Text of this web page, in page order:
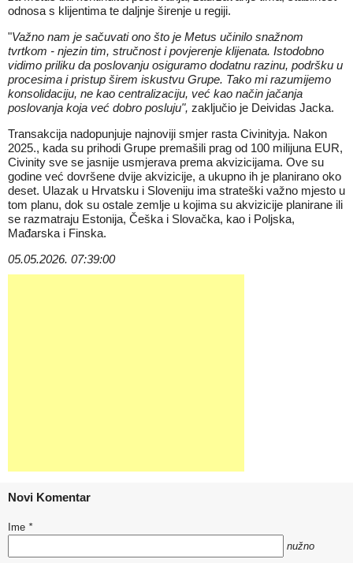
odnosa s klijentima te daljnje širenje u regiji.
"Važno nam je sačuvati ono što je Metus učinilo snažnom
tvrtkom - njezin tim, stručnost i povjerenje klijenata. Istodobno
vidimo priliku da poslovanju osiguramo dodatnu razinu, podršku u
procesima i pristup širem iskustvu Grupe. Tako mi razumijemo
konsolidaciju, ne kao centralizaciju, već kao način jačanja
poslovanja koja već dobro posluju", zaključio je Deividas Jacka.
Transakcija nadopunjuje najnoviji smjer rasta Civinityja. Nakon
2025., kada su prihodi Grupe premašili prag od 100 milijuna EUR,
Civinity sve se jasnije usmjerava prema akvizicijama. Ove su
godine već dovršene dvije akvizicije, a ukupno ih je planirano oko
deset. Ulazak u Hrvatsku i Sloveniju ima strateški važno mjesto u
tom planu, dok su ostale zemlje u kojima su akvizicije planirane ili
se razmatraju Estonija, Češka i Slovačka, kao i Poljska,
Mađarska i Finska.
05.05.2026. 07:39:00
Novi Komentar
Ime *
nužno